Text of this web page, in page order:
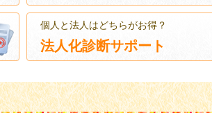
個人と法人はどちらがお得？
法人化診断サポート